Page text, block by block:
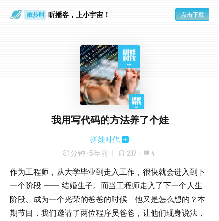
散步时
通勤路上
听播客，上小宇宙！ 点击下载
我用写代码的方法养了个娃
拼娃时代
81分钟 · 5年前 287 · 4
作为工程师，从大学毕业到走入工作，很快就会进入到下
一个阶段 —— 结婚生子。而当工程师走入了下一个人生
阶段、成为一个光荣的爸爸的时候，他又是怎么想的？本
期节目，我们邀请了两位程序员爸爸，让他们现身说法，